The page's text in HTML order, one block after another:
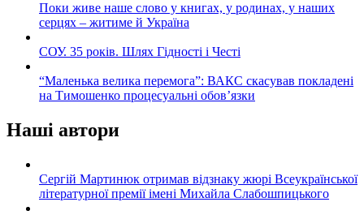
Поки живе наше слово у книгах, у родинах, у наших
серцях – житиме й Україна
СОУ. 35 років. Шлях Гідності і Честі
“Маленька велика перемога”: ВАКС скасував покладені
на Тимошенко процесуальні обов’язки
Наші автори
Сергій Мартинюк отримав відзнаку жюрі Всеукраїнської
літературної премії імені Михайла Слабошпицького